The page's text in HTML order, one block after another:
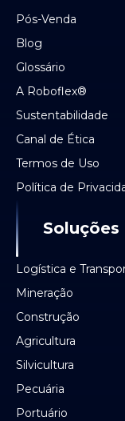
Pós-Venda
Blog
Glossário
A Roboflex®
Sustentabilidade
Canal de Ética
Termos de Uso
Política de
Soluções
Logística e
Mineração
Construção
Agricultura
Silvicultura
Pecuária
Portuário